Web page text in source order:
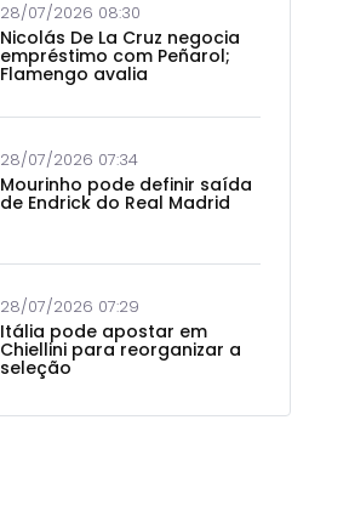
28/07/2026 08:30
Nicolás De La Cruz negocia
empréstimo com Peñarol;
Flamengo avalia
28/07/2026 07:34
Mourinho pode definir saída
de Endrick do Real Madrid
28/07/2026 07:29
Itália pode apostar em
Chiellini para reorganizar a
seleção